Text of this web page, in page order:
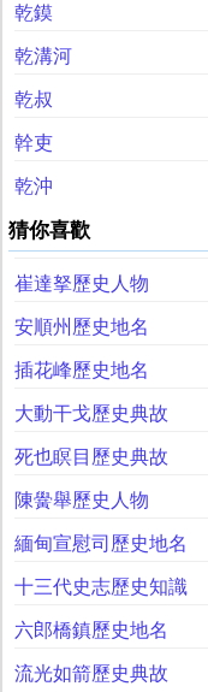
乾鏌
乾溝河
乾叔
幹吏
乾沖
猜你喜歡
崔達拏歷史人物
安順州歷史地名
插花峰歷史地名
大動干戈歷史典故
死也瞑目歷史典故
陳黌舉歷史人物
緬甸宣慰司歷史地名
十三代史志歷史知識
六郎橋鎮歷史地名
流光如箭歷史典故